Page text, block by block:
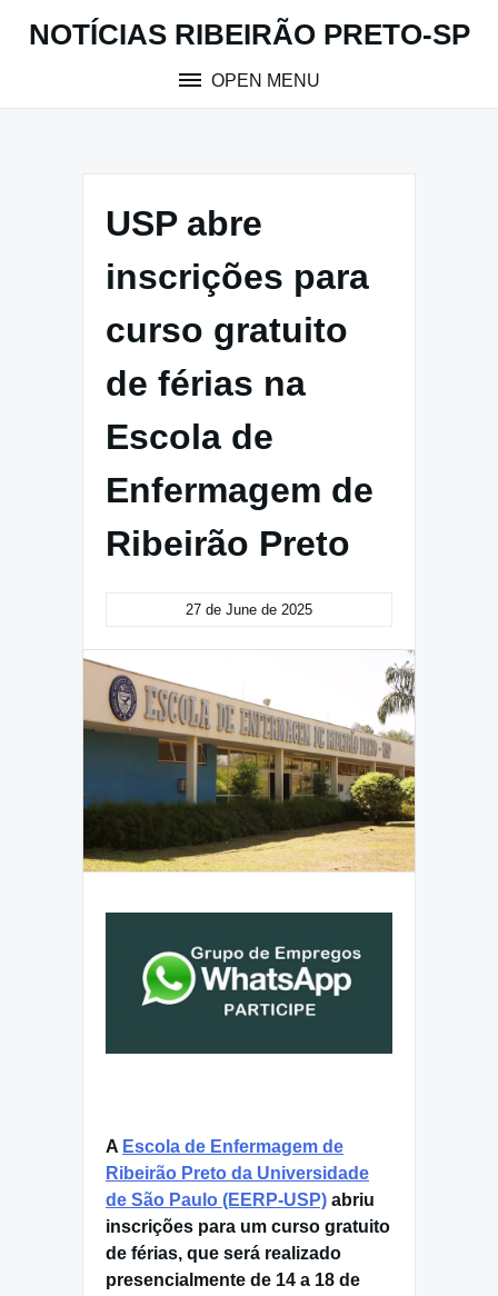
NOTÍCIAS RIBEIRÃO PRETO-SP
OPEN MENU
USP abre
inscrições para
curso gratuito
de férias na
Escola de
Enfermagem de
Ribeirão Preto
27 de June de 2025
A Escola de Enfermagem de
Ribeirão Preto da Universidade
de São Paulo (EERP-USP) abriu
inscrições para um curso gratuito
de férias, que será realizado
presencialmente de 14 a 18 de